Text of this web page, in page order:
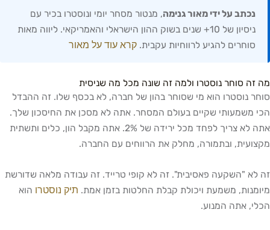
נכתב על ידי מאור גנימה, מנטור מסחר יומי ונוסטרו בכיר עם
ניסיון של 10+ שנים בשוק ההון הישראלי והאמריקאי. ליווה מאות
סוחרים להגיע לרווחיות עקבית. קרא עוד על מאור
מה זה סוחר נוסטרו ולמה זה שונה מכל מה שניסית
סוחר נוסטרו הוא מי שסוחר בהון של חברה, לא בכסף שלו. זה ההבדל
הכי משמעותי שקיים בעולם המסחר. אתה לא מסכן את החיסכון שלך.
אתה לא צריך לפחד מכל ירידה של 2%. אתה מקבל הון, כלים ותשתית
מקצועית, ובתמורה, מחלק את הרווחים עם החברה.
זה לא "השקעה פאסיבית". זה לא קופי טרייד. זה עבודה מלאה שדורשת
מיומנות, משמעת ויכולת קבלת החלטות בזמן אמת. תיק נוסטרו הוא
הכלי, אתה המנוע.